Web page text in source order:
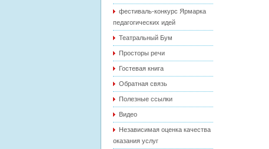
фестиваль-конкурс Ярмарка
педагогических идей
Театральный Бум
Просторы речи
Гостевая книга
Обратная связь
Полезные ссылки
Видео
Независимая оценка качества
оказания услуг